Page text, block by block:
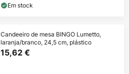
Em stock
Candeeiro de mesa BINGO Lumetto,
laranja/branco, 24,5 cm, plástico
15,62 €